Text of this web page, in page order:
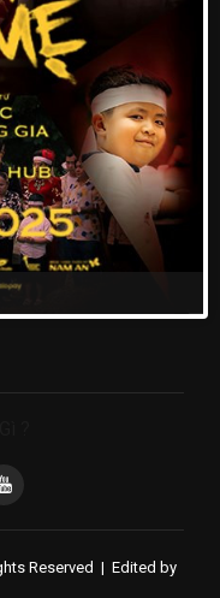
Reserved | Edited by